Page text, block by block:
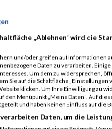
„Ablehnen“ wird die
und/oder greifen auf Informationen
Daten zu verarbeiten.
Um dem zu widersprechen,
Sie auf die Schaltfläche
klicken. Um Ihre Einwilligung zu
den Menüpunkt „Meine Daten“. Auf
und haben keinen Einfluss auf die
Daten, um die